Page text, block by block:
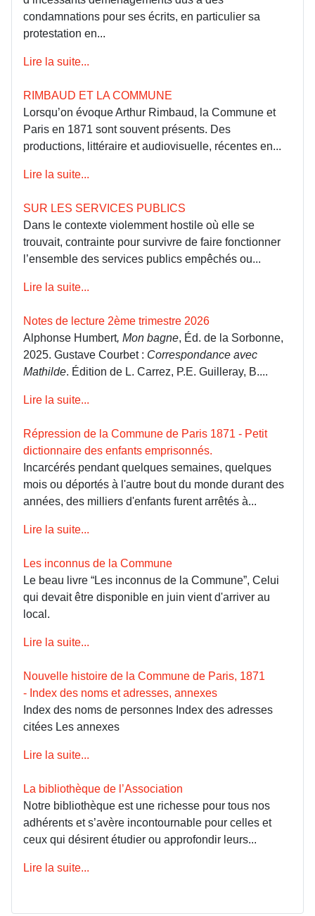
condamnations pour ses écrits, en particulier sa
protestation en...
Lire la suite...
RIMBAUD ET LA COMMUNE
Lorsqu’on évoque Arthur Rimbaud, la Commune et
Paris en 1871 sont souvent présents. Des
productions, littéraire et audiovisuelle, récentes en...
Lire la suite...
SUR LES SERVICES PUBLICS
Dans le contexte violemment hostile où elle se
trouvait, contrainte pour survivre de faire fonctionner
l’ensemble des services publics empêchés ou...
Lire la suite...
Notes de lecture 2ème trimestre 2026
Alphonse Humbert, Mon bagne, Éd. de la Sorbonne,
2025. Gustave Courbet : Correspondance avec
Mathilde. Édition de L. Carrez, P.E. Guilleray, B....
Lire la suite...
Répression de la Commune de Paris 1871 - Petit
dictionnaire des enfants emprisonnés.
Incarcérés pendant quelques semaines, quelques
mois ou déportés à l'autre bout du monde durant des
années, des milliers d'enfants furent arrêtés à...
Lire la suite...
Les inconnus de la Commune
Le beau livre “Les inconnus de la Commune”, Celui
qui devait être disponible en juin vient d'arriver au
local.
Lire la suite...
Nouvelle histoire de la Commune de Paris, 1871
- Index des noms et adresses, annexes
Index des noms de personnes Index des adresses
citées Les annexes
Lire la suite...
La bibliothèque de l’Association
Notre bibliothèque est une richesse pour tous nos
adhérents et s’avère incontournable pour celles et
ceux qui désirent étudier ou approfondir leurs...
Lire la suite...